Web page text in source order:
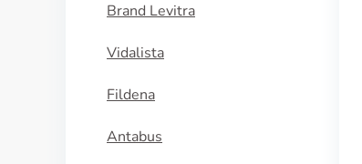
Brand Levitra
Vidalista
Fildena
Antabus